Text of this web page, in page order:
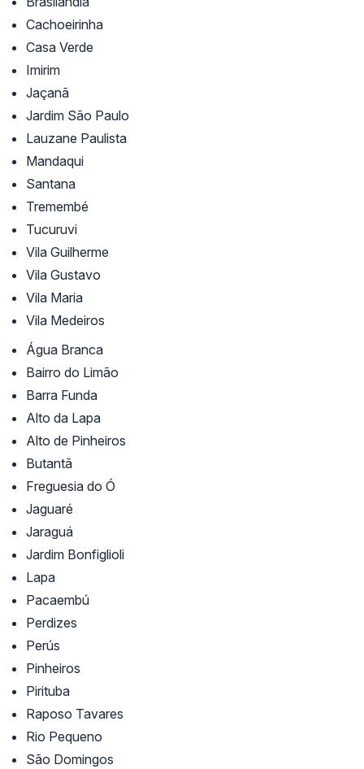
Cachoeirinha
Casa Verde
Imirim
Jaçanã
Jardim São Paulo
Lauzane Paulista
Mandaqui
Santana
Tremembé
Tucuruvi
Vila Guilherme
Vila Gustavo
Vila Maria
Vila Medeiros
Água Branca
Bairro do Limão
Barra Funda
Alto da Lapa
Alto de Pinheiros
Butantã
Freguesia do Ó
Jaguaré
Jaraguá
Jardim Bonfiglioli
Lapa
Pacaembú
Perdizes
Perús
Pinheiros
Pirituba
Raposo Tavares
Rio Pequeno
São Domingos